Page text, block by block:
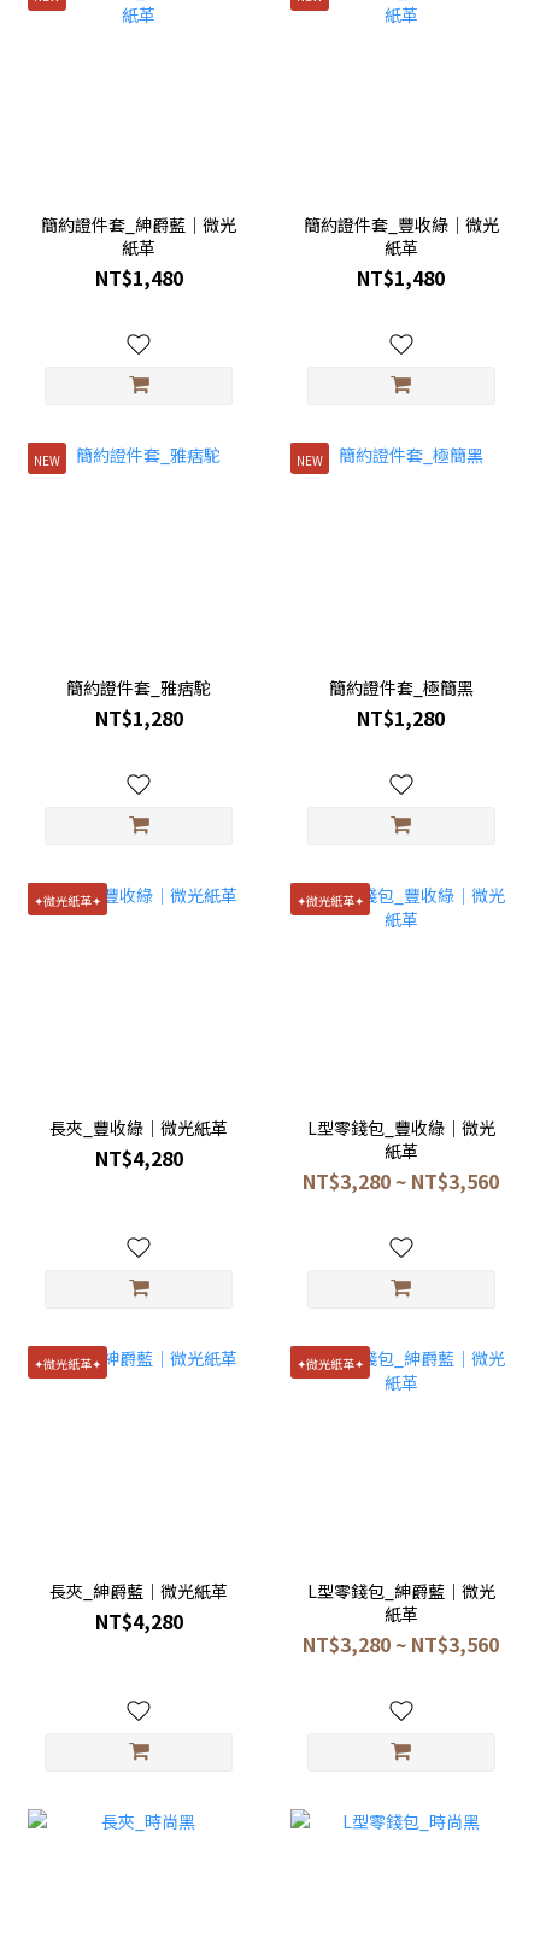
簡約證件套_紳爵藍｜微光
紙革
NT$1,480
簡約證件套_豐收綠｜微光
紙革
NT$1,480
NEW
簡約證件套_雅痞駝
NT$1,280
NEW
簡約證件套_極簡黑
NT$1,280
✦微光紙革✦
長夾_豐收綠｜微光紙革
NT$4,280
✦微光紙革✦
L型零錢包_豐收綠｜微光
紙革
NT$3,280 ~ NT$3,560
✦微光紙革✦
長夾_紳爵藍｜微光紙革
NT$4,280
✦微光紙革✦
L型零錢包_紳爵藍｜微光
紙革
NT$3,280 ~ NT$3,560